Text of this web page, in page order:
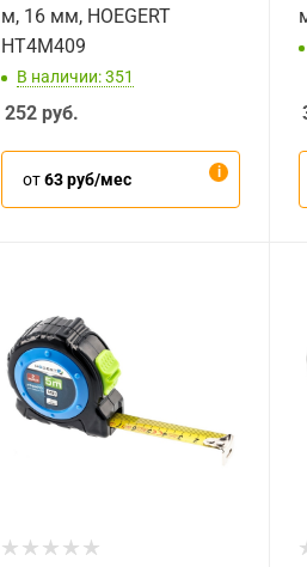
м, 16 мм, HOEGERT
HT4M409
В наличии: 351
252 руб.
от63 руб/мес